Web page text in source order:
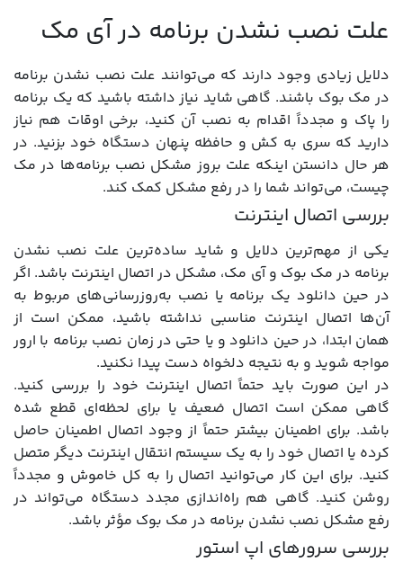
علت نصب نشدن برنامه در آی مک
دلایل زیادی وجود دارند که می‌توانند علت نصب نشدن برنامه
در مک بوک باشند. گاهی شاید نیاز داشته باشید که یک برنامه
را پاک و مجدداً اقدام به نصب آن کنید، برخی اوقات هم نیاز
دارید که سری به کش و حافظه پنهان دستگاه خود بزنید. در
هر حال دانستن اینکه علت بروز مشکل نصب برنامه‌ها در مک
چیست، می‌تواند شما را در رفع مشکل کمک کند.
بررسی اتصال اینترنت
یکی از مهم‌ترین دلایل و شاید ساده‌ترین علت نصب نشدن
برنامه در مک بوک و آی مک، مشکل در اتصال اینترنت باشد. اگر
در حین دانلود یک برنامه یا نصب به‌روزرسانی‌های مربوط به
آن‌ها اتصال اینترنت مناسبی نداشته باشید، ممکن است از
همان ابتدا، در حین دانلود و یا حتی در زمان نصب برنامه با ارور
مواجه شوید و به نتیجه دلخواه دست پیدا نکنید.
در این صورت باید حتماً اتصال اینترنت خود را بررسی کنید.
گاهی ممکن است اتصال ضعیف یا برای لحظه‌ای قطع شده
باشد. برای اطمینان بیشتر حتماً از وجود اتصال اطمینان حاصل
کرده یا اتصال خود را به یک سیستم انتقال اینترنت دیگر متصل
کنید. برای این کار می‌توانید اتصال را به کل خاموش و مجدداً
روشن کنید. گاهی هم راه‌اندازی مجدد دستگاه می‌تواند در
رفع مشکل نصب نشدن برنامه در مک بوک مؤثر باشد.
بررسی سرورهای اپ استور